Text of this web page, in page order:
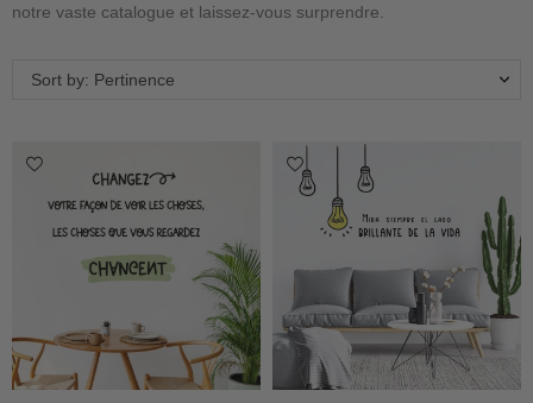
notre vaste catalogue et laissez-vous surprendre.
Sort by: Pertinence